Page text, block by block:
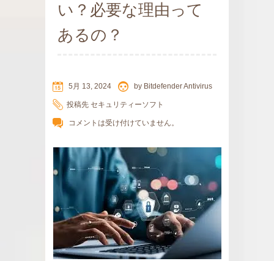
い？必要な理由って
あるの？
5月 13, 2024 by Bitdefender Antivirus
投稿先 セキュリティーソフト
コメントは受け付けていません。